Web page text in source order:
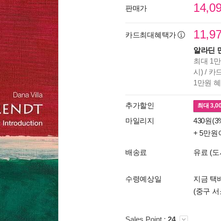
판매가
카드최대혜택가
알라딘
최대 1
시) / 카
1만원
추가할인 최대
마일리지
430원
+ 5만원
배송료 유료 (
수령예상일
지금 택
(중구
Sales Point : 24